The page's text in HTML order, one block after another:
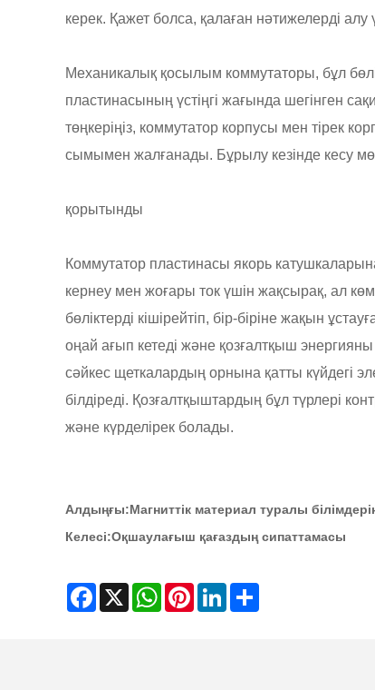
керек. Қажет болса, қалаған нәтижелерді
Механикалық қосылым коммутаторы, бұл
пластинасының үстіңгі жағында шегінген
төңкеріңіз, коммутатор корпусы мен тірек
сымымен жалғанады. Бұрылу кезінде кесу
қорытынды
Коммутатор пластинасы якорь
кернеу мен жоғары ток үшін жақсырақ, ал
бөліктерді кішірейтіп, бір-біріне жақын
оңай ағып кетеді және қозғалтқыш
сәйкес щеткалардың орнына қатты күйдегі
білдіреді. Қозғалтқыштардың бұл түрлері
және күрделірек болады.
Алдыңғы:Магниттік материал туралы
Келесі:Оқшаулағыш қағаздың сипаттамасы
Facebook
X WhatsAppPinterestLinkedIn